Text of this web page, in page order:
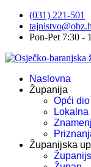
(031) 221-501
Pon-Pet 7:30 -
Naslovna
Županija
Opći dio
Županijska